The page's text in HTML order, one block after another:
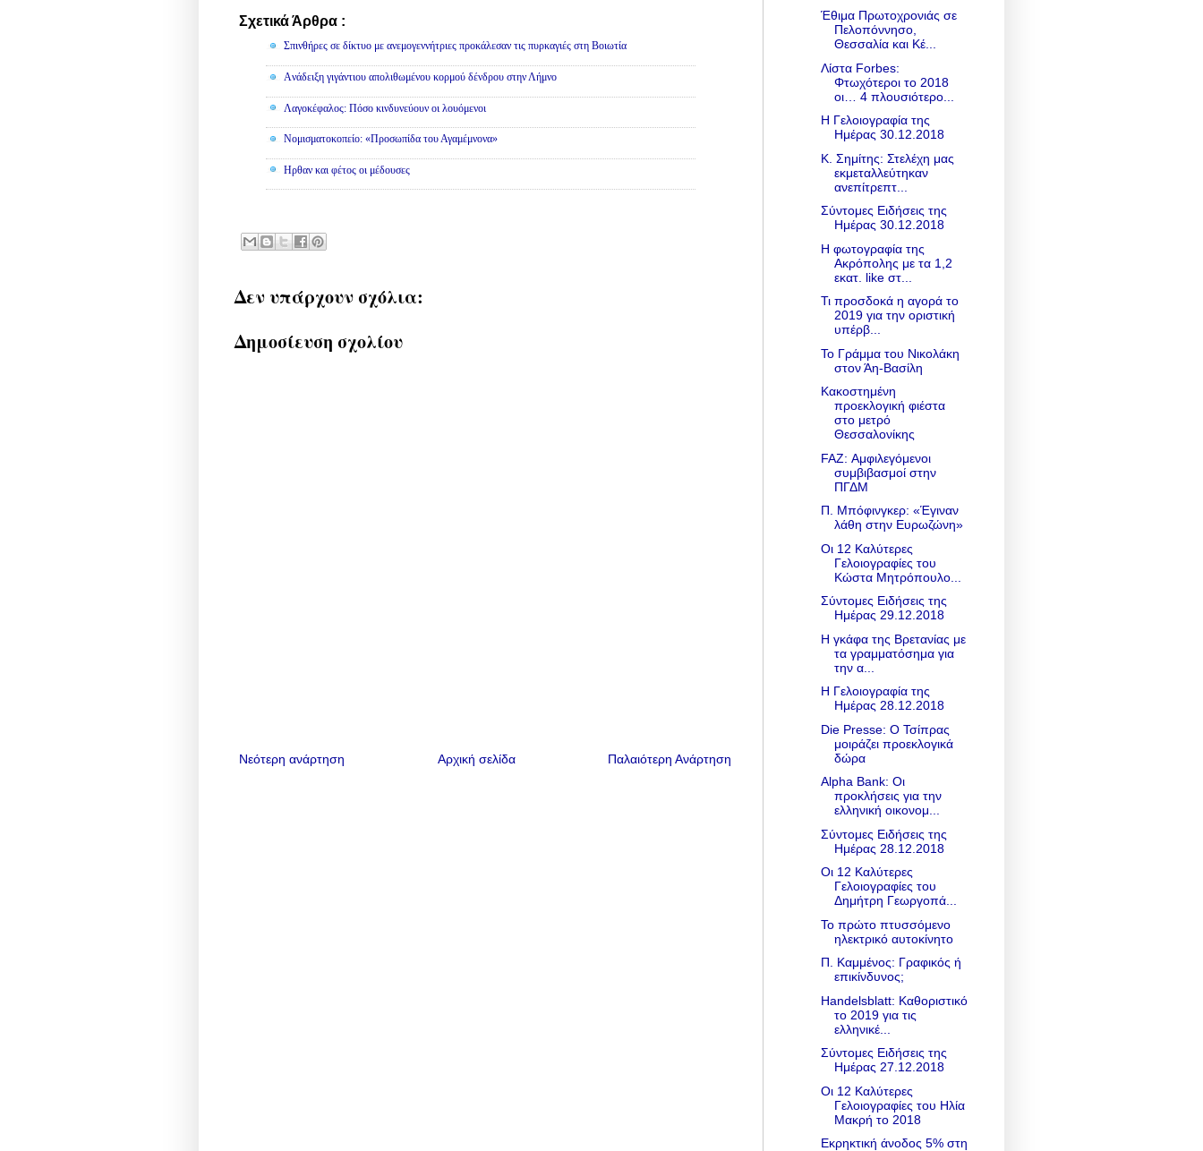
Σχετικά Άρθρα :
Σπινθήρες σε δίκτυο με ανεμογεννήτριες προκάλεσαν τις πυρκαγιές στη Βοιωτία
Aνάδειξη γιγάντιου απολιθωμένου κορμού δένδρου στην Λήμνο
Λαγοκέφαλος: Πόσο κινδυνεύουν οι λουόμενοι
Νομισματοκοπείο: «Προσωπίδα του Αγαμέμνονα»
Ηρθαν και φέτος οι μέδουσες
Δεν υπάρχουν σχόλια:
Δημοσίευση σχολίου
Νεότερη ανάρτηση Παλαιότερη Ανάρτηση
Αρχική σελίδα
Έθιμα Πρωτοχρονιάς σε
Πελοπόννησο,
Θεσσαλία και Κέ...
Λίστα Forbes:
Φτωχότεροι το 2018
οι… 4 πλουσιότερο...
Η Γελοιογραφία της
Ημέρας 30.12.2018
Κ. Σημίτης: Στελέχη μας
εκμεταλλεύτηκαν
ανεπίτρεπτ...
Σύντομες Ειδήσεις της
Ημέρας 30.12.2018
Η φωτογραφία της
Ακρόπολης με τα 1,2
εκατ. like στ...
Τι προσδοκά η αγορά το
2019 για την οριστική
υπέρβ...
Το Γράμμα του Νικολάκη
στον Άη-Βασίλη
Κακοστημένη
προεκλογική φιέστα
στο μετρό
Θεσσαλονίκης
FAZ: Αμφιλεγόμενοι
συμβιβασμοί στην
ΠΓΔΜ
Π. Μπόφινγκερ: «Έγιναν
λάθη στην Ευρωζώνη»
Οι 12 Καλύτερες
Γελοιογραφίες του
Κώστα Μητρόπουλο...
Σύντομες Ειδήσεις της
Ημέρας 29.12.2018
Η γκάφα της Βρετανίας με
τα γραμματόσημα για
την α...
Η Γελοιογραφία της
Ημέρας 28.12.2018
Die Presse: Ο Τσίπρας
μοιράζει προεκλογικά
δώρα
Alpha Bank: Οι
προκλήσεις για την
ελληνική οικονομ...
Σύντομες Ειδήσεις της
Ημέρας 28.12.2018
Οι 12 Καλύτερες
Γελοιογραφίες του
Δημήτρη Γεωργοπά...
Το πρώτο πτυσσόμενο
ηλεκτρικό αυτοκίνητο
Π. Καμμένος: Γραφικός ή
επικίνδυνος;
Handelsblatt: Καθοριστικό
το 2019 για τις
ελληνικέ...
Σύντομες Ειδήσεις της
Ημέρας 27.12.2018
Οι 12 Καλύτερες
Γελοιογραφίες του Ηλία
Μακρή το 2018
Εκρηκτική άνοδος 5% στη